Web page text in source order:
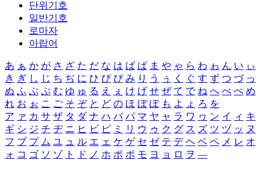
단위기호
일반기호
로마자
아랍어
あ ぁ か が さ ざ た だ な は ば ぱ ま や ゃ ら わ ゎ ん い ぃ
き ぎ し じ ち ぢ に ひ び ぴ み り う ぅ く ぐ す ず つ づ っ
ぬ ふ ぶ ぷ む ゆ ゅ る え ぇ け げ せ ぜ て で ね へ べ ぺ め
れ お ぉ こ ご そ ぞ と ど の ほ ぼ ぽ も よ ょ ろ を
ア ァ カ サ ザ タ ダ ナ ハ バ パ マ ヤ ャ ラ ワ ヮ ン イ ィ キ
ギ シ ジ チ ヂ ニ ヒ ビ ピ ミ リ ウ ゥ ク グ ス ズ ツ ヅ ッ ヌ
フ ブ プ ム ユ ュ ル エ ェ ケ ゲ セ ゼ テ デ ヘ ベ ペ メ レ オ
ォ コ ゴ ソ ゾ ト ド ノ ホ ボ ポ モ ヨ ョ ロ ヲ ―